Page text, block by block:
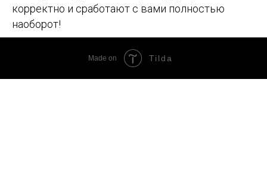
корректно и сработают с вами полностью
наоборот!
Made on Tilda